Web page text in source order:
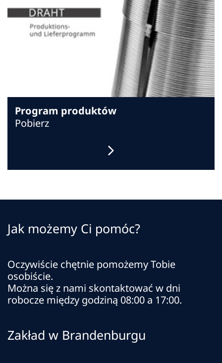
Program produktów
Pobierz
Jak możemy Ci pomóc?
Oczywiście chętnie pomożemy Tobie
osobiście.
Można się z nami skontaktować w dni
robocze między godziną 08:00 a 17:00.
Zakład w Brandenburgu